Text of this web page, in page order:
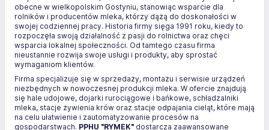
obecne w wielkopolskim Gostyniu, stanowiąc wsparcie dla
rolników i producentów mleka, którzy dążą do doskonałości w
swojej codziennej pracy. Historia firmy sięga 1991 roku, kiedy to
rozpoczęła swoją działalność z pasji do rolnictwa oraz chęci
wsparcia lokalnej społeczności. Od tamtego czasu firma
nieustannie rozwija swoje usługi i produkty, aby sprostać
wymaganiom klientów.
Firma specjalizuje się w sprzedaży, montażu i serwisie urządzeń
niezbędnych w nowoczesnej produkcji mleka. W ofercie znajdują
się hale udojowe, dojarki rurociągowe i bańkowe, schładzalniki
mleka, stacje żywienia krów oraz stacje odpajania cieląt, które mają
na celu ułatwienie i zautomatyzowanie procesów na
gospodarstwach. PPHU "RYMEK" dostarcza zaawansowane